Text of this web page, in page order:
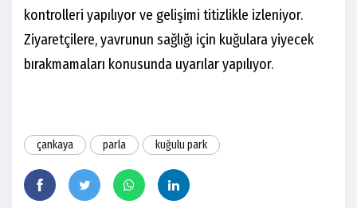
kontrolleri yapılıyor ve gelişimi titizlikle izleniyor.
Ziyaretçilere, yavrunun sağlığı için kuğulara yiyecek
bırakmamaları konusunda uyarılar yapılıyor.
çankaya parla kuğulu park